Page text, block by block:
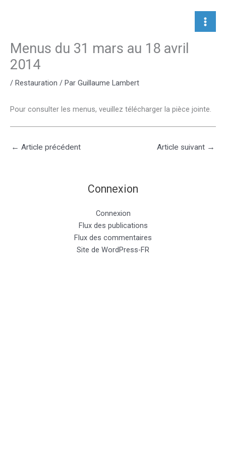
Menus du 31 mars au 18 avril
2014
/ Restauration / Par Guillaume Lambert
Pour consulter les menus, veuillez télécharger la pièce jointe.
← Article précédent Article suivant →
Connexion
Connexion
Flux des publications
Flux des commentaires
Site de WordPress-FR